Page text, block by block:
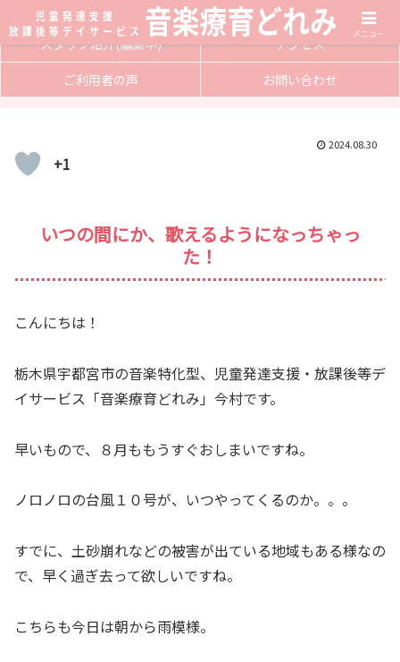
サービス内容
入会方法
スタッフ紹介(編集中)
アクセス
ご利用者の声
お問い合わせ
2024.08.30
+1
いつの間にか、歌えるようになっちゃっ
た！
こんにちは！
栃木県宇都宮市の音楽特化型、児童発達支援・放課後等デ
イサービス「音楽療育どれみ」今村です。
早いもので、８月ももうすぐおしまいですね。
ノロノロの台風１０号が、いつやってくるのか。。。
すでに、土砂崩れなどの被害が出ている地域もある様なの
で、早く過ぎ去って欲しいですね。
こちらも今日は朝から雨模様。
メニュー